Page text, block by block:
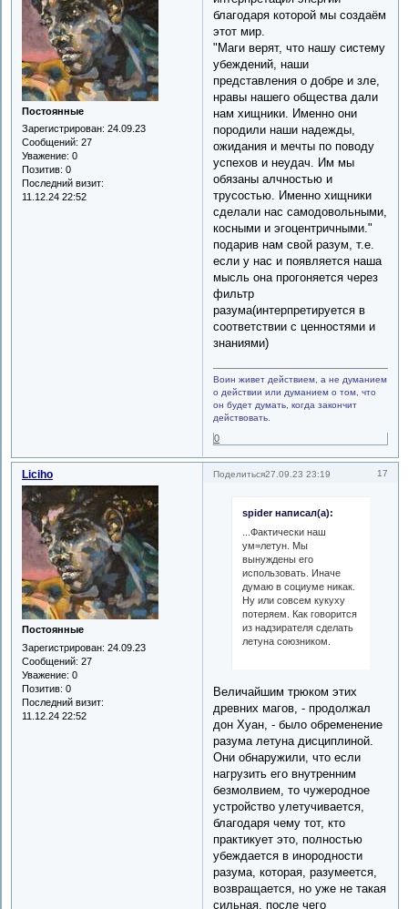
Постоянные
Зарегистрирован: 24.09.23
Сообщений: 27
Уважение: 0
Позитив: 0
Последний визит:
11.12.24 22:52
благодаря которой мы создаём
этот мир.
"Маги верят, что нашу систему
убеждений, наши
представления о добре и зле,
нравы нашего общества дали
нам хищники. Именно они
породили наши надежды,
ожидания и мечты по поводу
успехов и неудач. Им мы
обязаны алчностью и
трусостью. Именно хищники
сделали нас самодовольными,
косными и эгоцентричными."
подарив нам свой разум, т.е.
если у нас и появляется наша
мысль она прогоняется через
фильтр
разума(интерпретируется в
соответствии с ценностями и
знаниями)
Воин живет действием, а не думанием
о действии или думанием о том, что
он будет думать, когда закончит
действовать.
0
Поделиться 17
27.09.23 23:19
Liciho
Постоянные
Зарегистрирован: 24.09.23
Сообщений: 27
Уважение: 0
Позитив: 0
Последний визит:
11.12.24 22:52
spider написал(а):
...Фактически наш
ум=летун. Мы
вынуждены его
использовать. Иначе
думаю в социуме никак.
Ну или совсем кукуху
потеряем. Как говорится
из надзирателя сделать
летуна союзником.
Величайшим трюком этих
древних магов, - продолжал
дон Хуан, - было обременение
разума летуна дисциплиной.
Они обнаружили, что если
нагрузить его внутренним
безмолвием, то чужеродное
устройство улетучивается,
благодаря чему тот, кто
практикует это, полностью
убеждается в инородности
разума, которая, разумеется,
возвращается, но уже не такая
сильная, после чего